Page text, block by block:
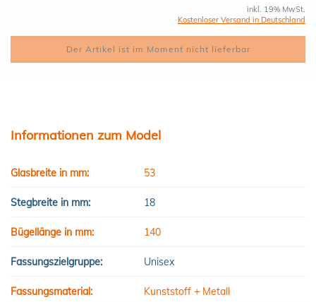
inkl. 19% MwSt.
Kostenloser Versand in Deutschland
Informationen zum Model
Glasbreite in mm: 53
Stegbreite in mm: 18
Bügellänge in mm: 140
Fassungszielgruppe: Unisex
Fassungsmaterial: Kunststoff + Metall